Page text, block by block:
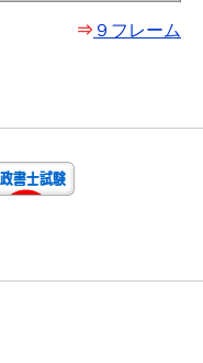
⇒ ９フレーム